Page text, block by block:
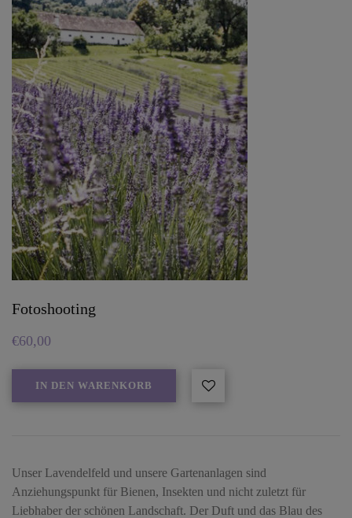
Fotoshooting
€60,00
IN DEN WARENKORB
Unser Lavendelfeld und unsere Gartenanlagen sind
Anziehungspunkt für Bienen, Insekten und nicht zuletzt für
Liebhaber der schönen Landschaft. Der Duft und das Blau des